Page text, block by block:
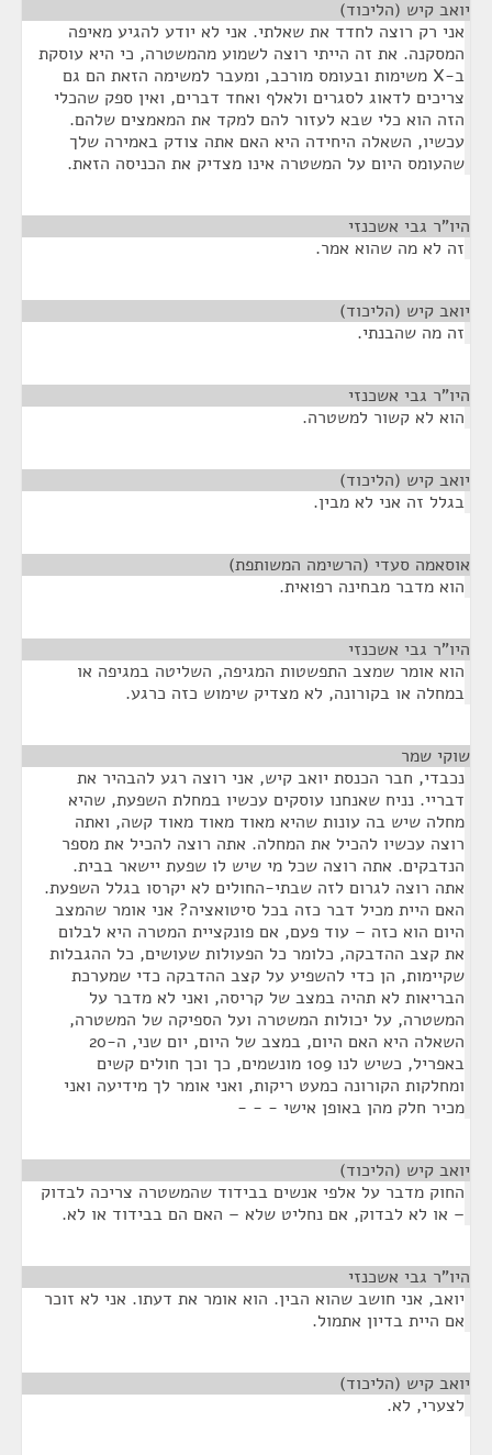
יואב קיש (הליכוד)
אני רק רוצה לחדד את שאלתי. אני לא יודע להגיע מאיפה
המסקנה. את זה הייתי רוצה לשמוע מהמשטרה, כי היא עוסקת
ב-X משימות ובעומס מורכב, ומעבר למשימה הזאת הם גם
צריכים לדאוג לסגרים ולאלף ואחד דברים, ואין ספק שהכלי
הזה הוא כלי שבא לעזור להם למקד את המאמצים שלהם.
עכשיו, השאלה היחידה היא האם אתה צודק באמירה שלך
שהעומס היום על המשטרה אינו מצדיק את הכניסה הזאת.
היו"ר גבי אשכנזי
זה לא מה שהוא אמר.
יואב קיש (הליכוד)
זה מה שהבנתי.
היו"ר גבי אשכנזי
הוא לא קשור למשטרה.
יואב קיש (הליכוד)
בגלל זה אני לא מבין.
אוסאמה סעדי (הרשימה המשותפת)
הוא מדבר מבחינה רפואית.
היו"ר גבי אשכנזי
הוא אומר שמצב התפשטות המגיפה, השליטה במגיפה או
במחלה או בקורונה, לא מצדיק שימוש כזה כרגע.
שוקי שמר
נכבדי, חבר הכנסת יואב קיש, אני רוצה רגע להבהיר את
דבריי. נניח שאנחנו עוסקים עכשיו במחלת השפעת, שהיא
מחלה שיש בה עונות שהיא מאוד מאוד מאוד קשה, ואתה
רוצה עכשיו להכיל את המחלה. אתה רוצה להכיל את מספר
הנדבקים. אתה רוצה שכל מי שיש לו שפעת יישאר בבית.
אתה רוצה לגרום לזה שבתי-החולים לא יקרסו בגלל השפעת.
האם היית מכיל דבר כזה בכל סיטואציה? אני אומר שהמצב
היום הוא כזה – עוד פעם, אם פונקציית המטרה היא לבלום
את קצב ההדבקה, כלומר כל הפעולות שעושים, כל ההגבלות
שקיימות, הן כדי להשפיע על קצב ההדבקה כדי שמערכת
הבריאות לא תהיה במצב של קריסה, ואני לא מדבר על
המשטרה, על יכולות המשטרה ועל הספיקה של המשטרה,
השאלה היא האם היום, במצב של היום, יום שני, ה-20
באפריל, כשיש לנו 109 מונשמים, כך וכך חולים קשים
ומחלקות הקורונה כמעט ריקות, ואני אומר לך מידיעה ואני
מכיר חלק מהן באופן אישי - - -
יואב קיש (הליכוד)
החוק מדבר על אלפי אנשים בבידוד שהמשטרה צריכה לבדוק
– או לא לבדוק, אם נחליט שלא – האם הם בבידוד או לא.
היו"ר גבי אשכנזי
יואב, אני חושב שהוא הבין. הוא אומר את דעתו. אני לא זוכר
אם היית בדיון אתמול.
יואב קיש (הליכוד)
לצערי, לא.